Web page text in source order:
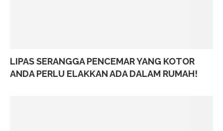
LIPAS SERANGGA PENCEMAR YANG KOTOR
ANDA PERLU ELAKKAN ADA DALAM RUMAH!